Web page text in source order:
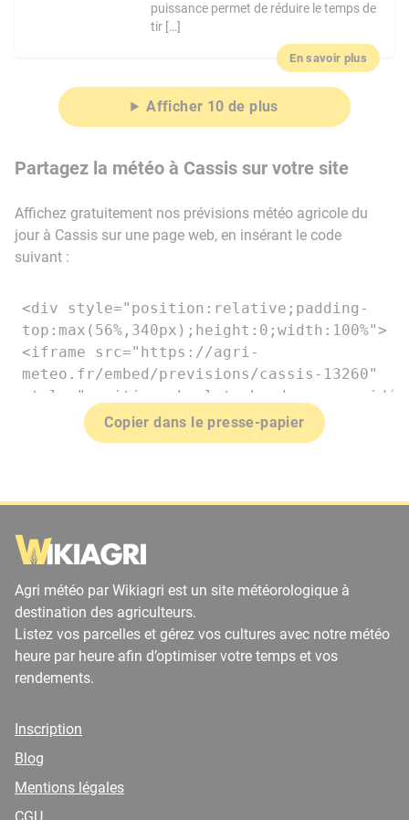
puissance permet de réduire le temps de
tir […]
En savoir plus
Afficher 10 de plus
Partagez la météo à Cassis sur votre site
Affichez gratuitement nos prévisions météo agricole du
jour à Cassis sur une page web, en insérant le code
suivant :
Copier dans le presse-papier
Agri météo par Wikiagri est un site météorologique à
destination des agriculteurs.
Listez vos parcelles et gérez vos cultures avec notre météo
heure par heure afin d’optimiser votre temps et vos
rendements.
Inscription
Blog
Mentions légales